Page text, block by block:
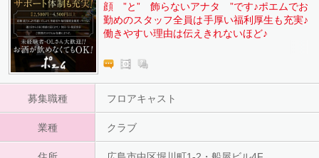
顔 ”と” 飾らないアナタ ”です♪ポエムでお
勤めのスタッフ全員は手厚い福利厚生も充実♪
働きやすい理由は伝えきれないほど♪
募集職種 フロアキャスト
業種 クラブ